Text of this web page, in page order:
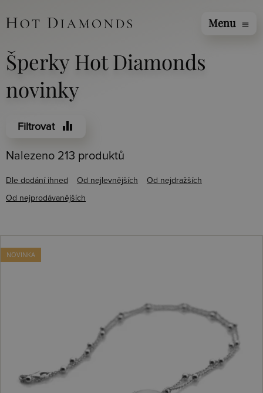
Menu menu
Šperky Hot Diamonds
novinky
Filtrovat equalizer
Nalezeno 213 produktů
Dle dodání ihned Od nejlevnějších Od nejdražších
Od nejprodávanějších
NOVINKA